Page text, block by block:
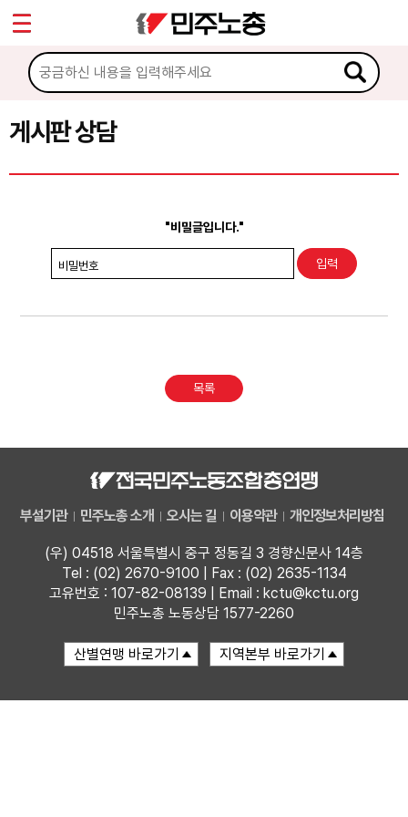
게시판 상담
"비밀글입니다."
비밀번호
목록
부설기관 민주노총 소개 오시는 길 이용약관 개인정보처리방침
(우) 04518 서울특별시 중구 정동길 3 경향신문사 14층
Tel : (02) 2670-9100 | Fax : (02) 2635-1134
고유번호 : 107-82-08139 | Email : kctu@kctu.org
민주노총 노동상담 1577-2260
마이페이지
소개
소식
노동상담
권리찾기수첩 검색
찾아보기
Sketchbook5, 스케치북5
Sketchbook5, 스케치북5